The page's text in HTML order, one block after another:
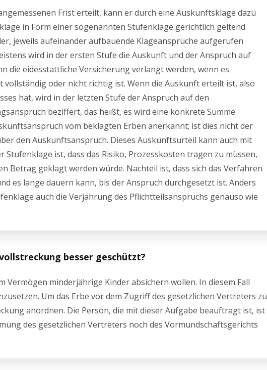
Frist erteilt, kann er durch eine Auskunftsklage dazu
in Form einer sogenannten Stufenklage gerichtlich geltend
jeweils aufeinander aufbauende Klageansprüche aufgerufen
wird in der ersten Stufe die Auskunft und der Anspruch auf
die eidesstattliche Versicherung verlangt werden, wenn es
oder nicht richtig ist. Wenn die Auskunft erteilt ist, also
hat, wird in der letzten Stufe der Anspruch auf den
beziffert, das heißt, es wird eine konkrete Summe
vom beklagten Erben anerkannt; ist dies nicht der
den Auskunftsanspruch. Dieses Auskunftsurteil kann auch mit
ist, dass das Risiko, Prozesskosten tragen zu müssen,
Betrag geklagt werden würde. Nachteil ist, dass sich das Verfahren
es lange dauern kann, bis der Anspruch durchgesetzt ist. Anders
auch die Verjährung des Pflichtteilsanspruchs genauso wie
besser geschützt?
Vermögen minderjährige Kinder absichern wollen. In diesem Fall
Um das Erbe vor dem Zugriff des gesetzlichen Vertreters zu
anordnen. Die Person, die mit dieser Aufgabe beauftragt ist, ist
des gesetzlichen Vertreters noch des Vormundschaftsgerichts